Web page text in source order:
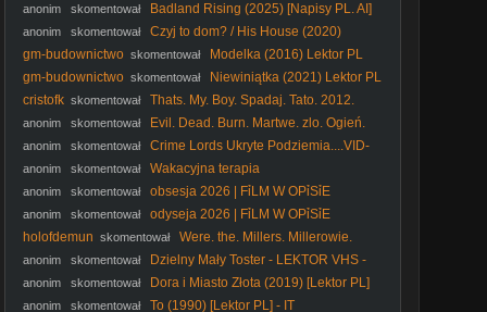
anonim skomentował Badland Rising (2025) [Napisy PL. AI]
anonim skomentował
Czyj to dom? / His House (2020)
[Lektor PL]
gm-budownictwo skomentował
Modelka (2016) Lektor PL
gm-budownictwo skomentował
Niewiniątka (2021) Lektor PL
cristofk skomentował
Thats. My. Boy. Spadaj. Tato. 2012.
Lektor.pl
anonim skomentował
Evil. Dead. Burn. Martwe. zlo. Ogień.
2026. Lektor.pl. AI
anonim skomentował
Crime Lords Ukryte Podziemia....VID-
1701141178071
anonim skomentował Wakacyjna terapia
anonim skomentował obsesja 2026 | FỉLM W OPỉSỉE
anonim skomentował
odyseja 2026 | FỉLM W OPỉSỉE
holofdemun skomentował
Were. the. Millers. Millerowie.
2013. Lektor.pl
anonim skomentował
Dzielny Mały Toster - LEKTOR VHS -
35mm skan
anonim skomentował Doгa i Miasto Złota (2019) [Lektor PL]
anonim skomentował To (1990) [Lektor PL] - IT